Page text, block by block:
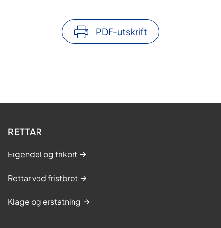
PDF-utskrift
RETTAR
Eigendel og frikort
Rettar ved fristbrot
Klage og erstatning